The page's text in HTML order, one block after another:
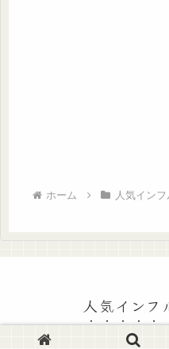
ホーム 人気イン
人気インフ
© 2024 人気イ